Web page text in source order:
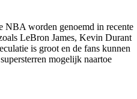
NBA worden genoemd in recente
LeBron James, Kevin Durant
is groot en de fans kunnen
mogelijk naartoe